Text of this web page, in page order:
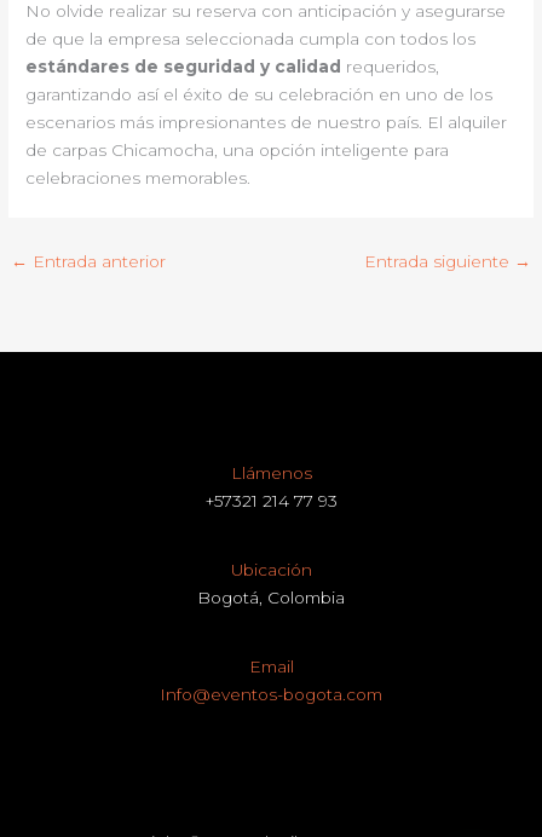
No olvide realizar su reserva con anticipación y asegurarse
de que la empresa seleccionada cumpla con todos los
estándares de seguridad y calidad requeridos,
garantizando así el éxito de su celebración en uno de los
escenarios más impresionantes de nuestro país. El alquiler
de carpas Chicamocha, una opción inteligente para
celebraciones memorables.
← Entrada anterior Entrada siguiente →
Llámenos
+57321 214 77 93
Ubicación
Bogotá, Colombia
Email
Info@eventos-bogota.com